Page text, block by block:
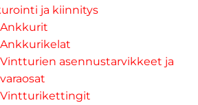
ja kiinnitys
Ankkurit
Ankkurikelat
Vintturien asennustarvikkeet ja
varaosat
Vintturikettingit